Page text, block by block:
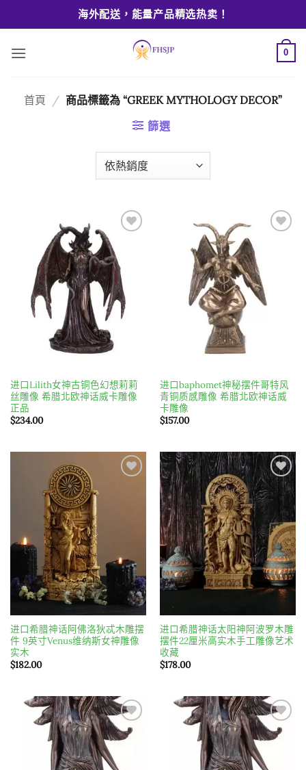
海外配送，能量产品精选热卖！
0
首頁 / 商品標籤為 “GREEK MYTHOLOGY DECOR”
篩選
wishlist
进口Lilith女神古铜色幻想莉莉
丝雕像 希腊北欧神话威卡雕像
正品
$234.00
进口baphomet神秘摆件哥特风
青铜质感雕像 希腊北欧神话威
卡雕像
$157.00
进口希腊神话阿佛洛狄忒木雕摆
件 9英寸Venus维纳斯女神雕像
实木
$182.00
Add to
wishlist
进口希腊神话太阳神阿波罗木雕
摆件22厘米高实木手工雕像艺术
收藏
$178.00
Add to
wishlist
Add to
wishlist